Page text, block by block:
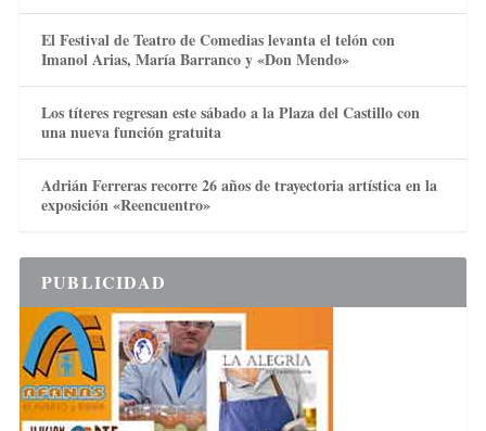
El Festival de Teatro de Comedias levanta el telón con
Imanol Arias, María Barranco y «Don Mendo»
Los títeres regresan este sábado a la Plaza del Castillo con
una nueva función gratuita
Adrián Ferreras recorre 26 años de trayectoria artística en la
exposición «Reencuentro»
PUBLICIDAD